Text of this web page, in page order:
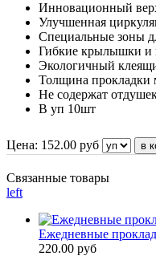
Инновационный
Улучшенная
Специальные зоны
Гибкие крылышки и
Экологичный
Толщина прокладки
Не содержат
В уп 10шт
Цена: 152.00 руб
Связанные товары
left
Ежедневные
220.00 руб